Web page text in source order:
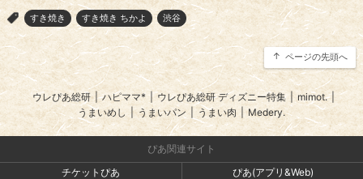
> すき焼き すき焼き ちかよ 渋谷
ページの先頭へ
ウレぴあ総研 | ハピママ* | ウレぴあ総研 ディズニー特集 mimot.
うまいめし
| うまいパン うまい肉 Medery.
ぴあ関連サイト
チケットぴあ
ぴあ(アプリ&Web)